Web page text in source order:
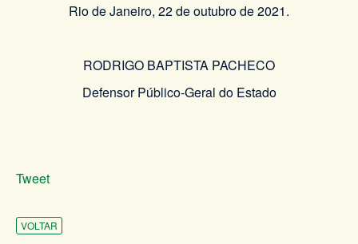
Rio de Janeiro, 22 de outubro de 2021.
RODRIGO BAPTISTA PACHECO
Defensor Público-Geral do Estado
Tweet
VOLTAR